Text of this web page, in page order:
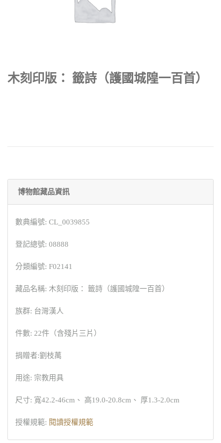
木刻印版： 籤詩（護國城隍一百首）
博物館藏品資訊
數典編號: CL_0039855
登記總號: 08888
分類編號: F02141
藏品名稱: 木刻印版： 籤詩（護國城隍一百首）
族群: 台灣漢人
件數: 22件（含殘片三片）
捐贈者:劉枝萬
用途: 宗教用具
尺寸: 寬42.2-46cm、 高19.0-20.8cm、 厚1.3-2.0cm
授權規範: 閱讀授權規範